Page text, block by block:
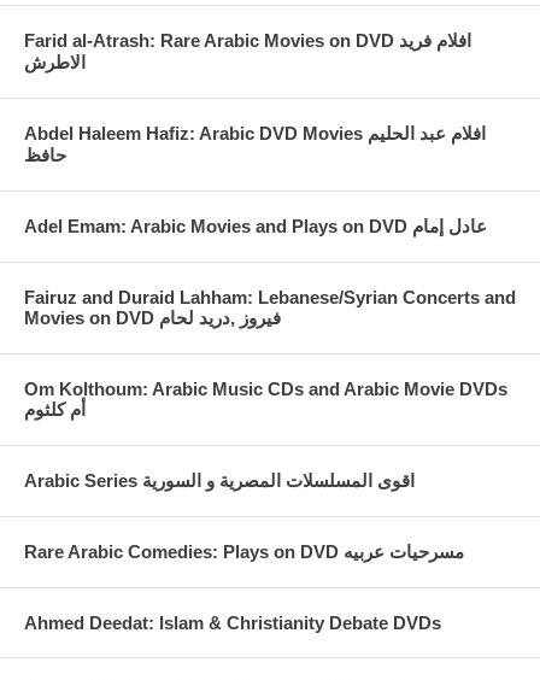
Farid al-Atrash: Rare Arabic Movies on DVD افلام فريد
الاطرش
Abdel Haleem Hafiz: Arabic DVD Movies افلام عبد الحليم
حافظ
Fairuz and Duraid Lahham: Lebanese/Syrian Concerts and
Movies on DVD فيروز ,دريد لحام
Om Kolthoum: Arabic Music CDs and Arabic Movie DVDs
أم كلثوم
Arabic Series اقوى المسلسلات المصرية و السورية
Rare Arabic Comedies: Plays on DVD مسرحيات عربيه
Ahmed Deedat: Islam & Christianity Debate DVDs